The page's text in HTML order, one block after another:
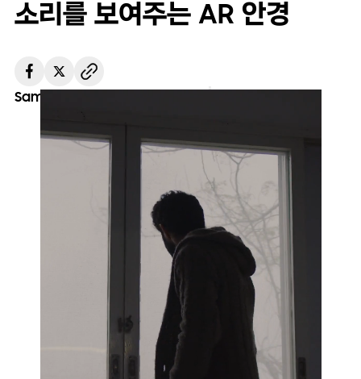
소리를 보여주는 AR 안경
Samsung Solve for Tomorrow